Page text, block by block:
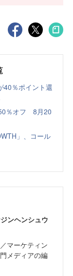
40％ポイント還
％オフ 8月20
」、コール
ンヘンシュウ
マーケティン
メディアの編